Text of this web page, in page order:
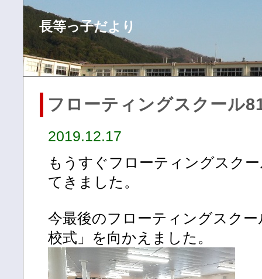
長等っ子だより
フローティングスクール
2019.12.17
もうすぐフローティングスク
てきました。
今最後のフローティングスク
校式」を向かえました。